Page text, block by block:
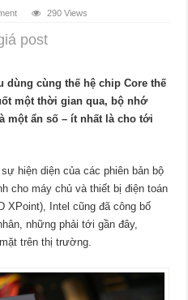
290 Views
post
cùng thế hệ chip Core thế
một thời gian qua, bộ nhớ
một ẩn số – ít nhất là cho tới
hiện diện của các phiên bản bộ
cho máy chủ và thiết bị điện toán
XPoint), Intel cũng đã công bố
những phải tới gần đây,
trên thị trường.